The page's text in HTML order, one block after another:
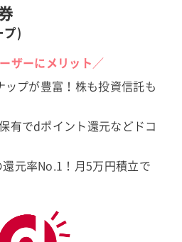
プ)
ザーにメリット／
ップが豊富！株も投資信託も
有でdポイント還元などドコ
元率No.1！月5万円積立で